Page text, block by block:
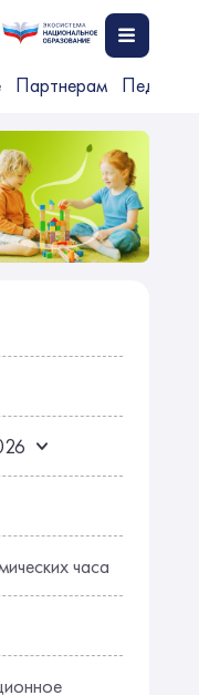
Партнерам
часа